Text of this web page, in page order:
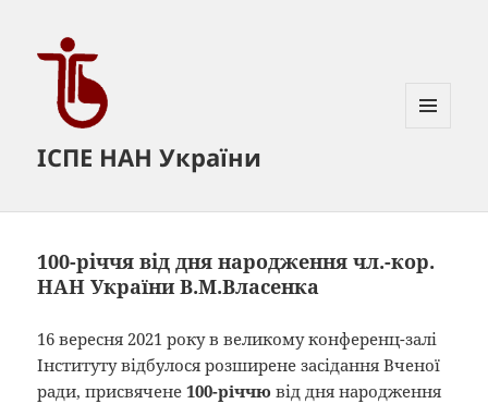
ІСПЕ НАН України
100-річчя від дня народження чл.-кор.
НАН України В.М.Власенка
16 вересня 2021 року в великому конференц-залі
Інституту відбулося розширене засідання Вченої
ради, присвячене100-річчю від дня народження